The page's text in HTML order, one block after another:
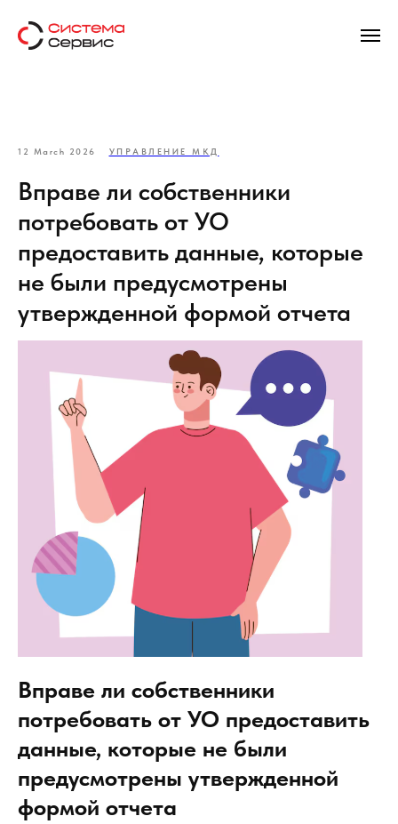
12 March 2026 УПРАВЛЕНИЕ МКД
Вправе ли собственники
потребовать от УО
предоставить данные, которые
не были предусмотрены
утвержденной формой отчета
Вправе ли собственники
потребовать от УО предоставить
данные, которые не были
предусмотрены утвержденной
формой отчета